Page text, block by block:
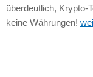
überdeutlich, Krypto-
keine Währungen!